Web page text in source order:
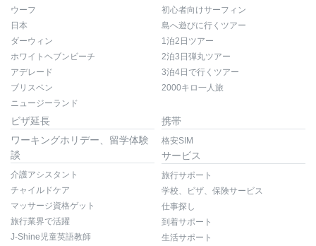
ウーフ
日本
ダーウィン
ホワイトヘブンビーチ
アデレード
ブリスベン
ニュージーランド
初心者向けサーフィン
島へ遊びに行くツアー
1泊2日ツアー
2泊3日弾丸ツアー
3泊4日で行くツアー
2000キロ一人旅
ビザ延長
ワーキングホリデー、留学体験
談
介護アシスタント
チャイルドケア
マッサージ資格ゲット
旅行業界で活躍
J-Shine児童英語教師
携帯
格安SIM
サービス
旅行サポート
学校、ビザ、保険サービス
仕事探し
到着サポート
生活サポート